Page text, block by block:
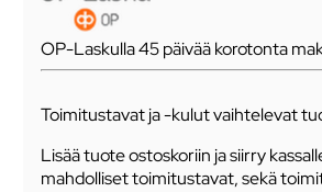
OP-Laskulla 45 päivää korotonta
Toimitustavat ja -kulut vaihtelevat
Lisää tuote ostoskoriin ja siirry
mahdolliset toimitustavat, sekä